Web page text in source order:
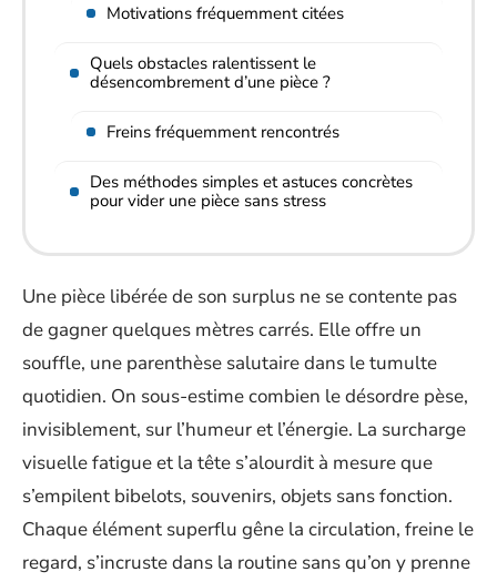
Motivations fréquemment citées
Quels obstacles ralentissent le
désencombrement d’une pièce ?
Freins fréquemment rencontrés
Des méthodes simples et astuces concrètes
pour vider une pièce sans stress
Une pièce libérée de son surplus ne se contente pas
de gagner quelques mètres carrés. Elle offre un
souffle, une parenthèse salutaire dans le tumulte
quotidien. On sous-estime combien le désordre pèse,
invisiblement, sur l’humeur et l’énergie. La surcharge
visuelle fatigue et la tête s’alourdit à mesure que
s’empilent bibelots, souvenirs, objets sans fonction.
Chaque élément superflu gêne la circulation, freine le
regard, s’incruste dans la routine sans qu’on y prenne